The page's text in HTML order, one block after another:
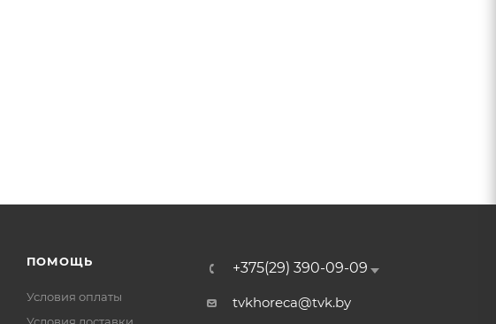
ПОМОЩЬ
Условия оплаты
+375(29) 390-09-09
tvkhoreca@tvk.by